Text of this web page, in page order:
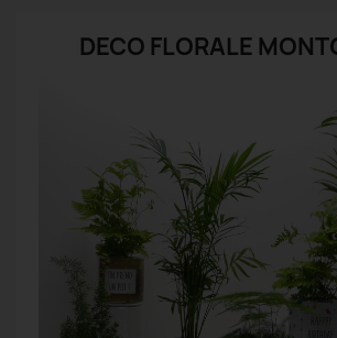
DECO FLORALE